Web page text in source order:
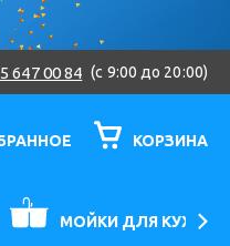
647 00 84 (c 9:00 до 20:00)
КОРЗИНА
МОЙКИ ДЛЯ КУХНИ